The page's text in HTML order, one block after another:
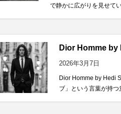
で静かに広がりを見せて
Dior Homme by
2026年3月7日
Dior Homme by Hedi
ブ」という言葉が持つ